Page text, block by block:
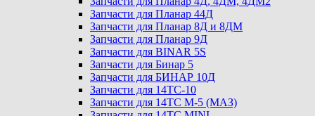
Запчасти для Планар 44Д
Запчасти для Планар 8Д и 8ДМ
Запчасти для Планар 9Д
Запчасти для BINAR 5S
Запчасти для Бинар 5
Запчасти для БИНАР 10Д
Запчасти для 14ТС-10
Запчасти для 14ТС М-5 (МАЗ)